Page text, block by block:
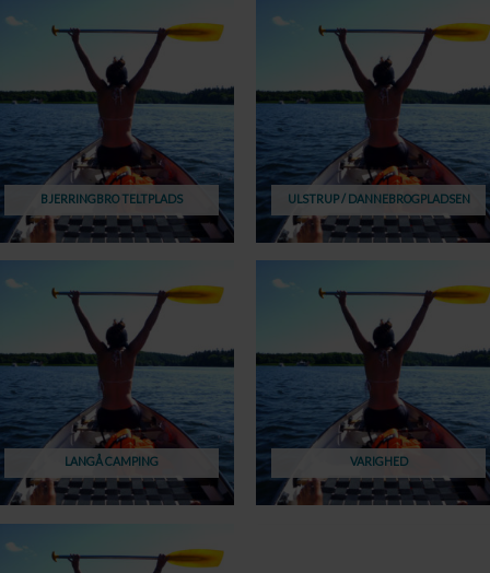
BJERRINGBRO TELTPLADS ULSTRUP / DANNEBROGPLADSEN
LANGÅ CAMPING VARIGHED